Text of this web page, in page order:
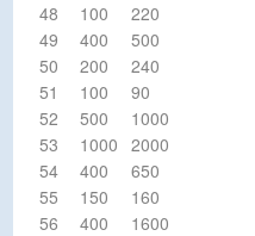
48
100
220
49
400
500
50
200
240
51
100
90
52
500
1000
53
1000
2000
54
400
650
55
150
160
56
400
1600